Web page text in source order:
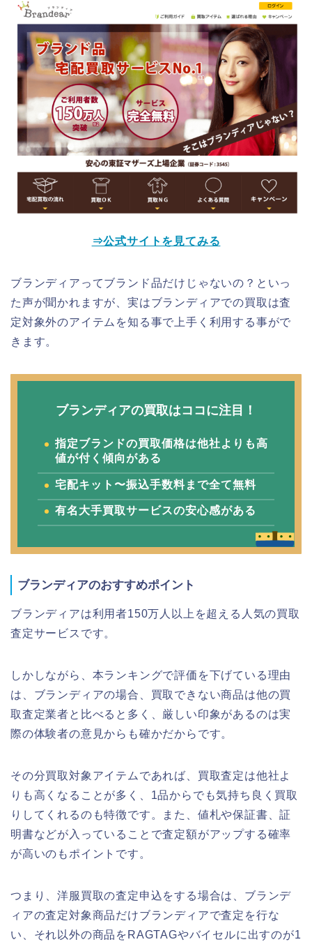
⇒公式サイトを見てみる
ブランディアってブランド品だけじゃないの？といっ
た声が聞かれますが、実はブランディアでの買取は査
定対象外のアイテムを知る事で上手く利用する事がで
きます。
ブランディアの買取はココに注目！
指定ブランドの買取価格は他社よりも高
値が付く傾向がある
宅配キット〜振込手数料まで全て無料
有名大手買取サービスの安心感がある
ブランディアのおすすめポイント
ブランディアは利用者150万人以上を超える人気の買取
査定サービスです。
しかしながら、本ランキングで評価を下げている理由
は、ブランディアの場合、買取できない商品は他の買
取査定業者と比べると多く、厳しい印象があるのは実
際の体験者の意見からも確かだからです。
その分買取対象アイテムであれば、買取査定は他社よ
りも高くなることが多く、1品からでも気持ち良く買取
りしてくれるのも特徴です。また、値札や保証書、証
明書などが入っていることで査定額がアップする確率
が高いのもポイントです。
つまり、洋服買取の査定申込をする場合は、ブランデ
ィアの査定対象商品だけブランディアで査定を行な
い、それ以外の商品をRAGTAGやバイセルに出すのが1